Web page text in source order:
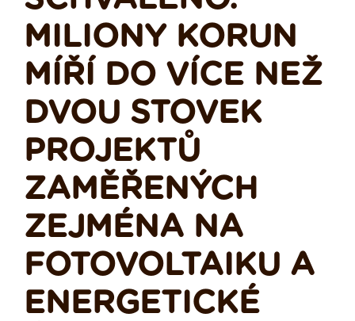
MILIONY KORUN
MÍŘÍ DO VÍCE NEŽ
DVOU STOVEK
PROJEKTŮ
ZAMĚŘENÝCH
ZEJMÉNA NA
FOTOVOLTAIKU A
ENERGETICKÉ